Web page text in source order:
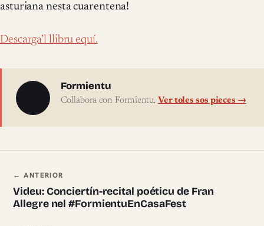
asturiana nesta cuarentena!
Descarga’l llibru equí.
Sobre l'autor
Formientu
Collabora con Formientu. Ver toles sos pieces →
Navegación ente pieces
← ANTERIOR
Videu: Conciertín-recital poéticu de Fran
Allegre nel #FormientuEnCasaFest